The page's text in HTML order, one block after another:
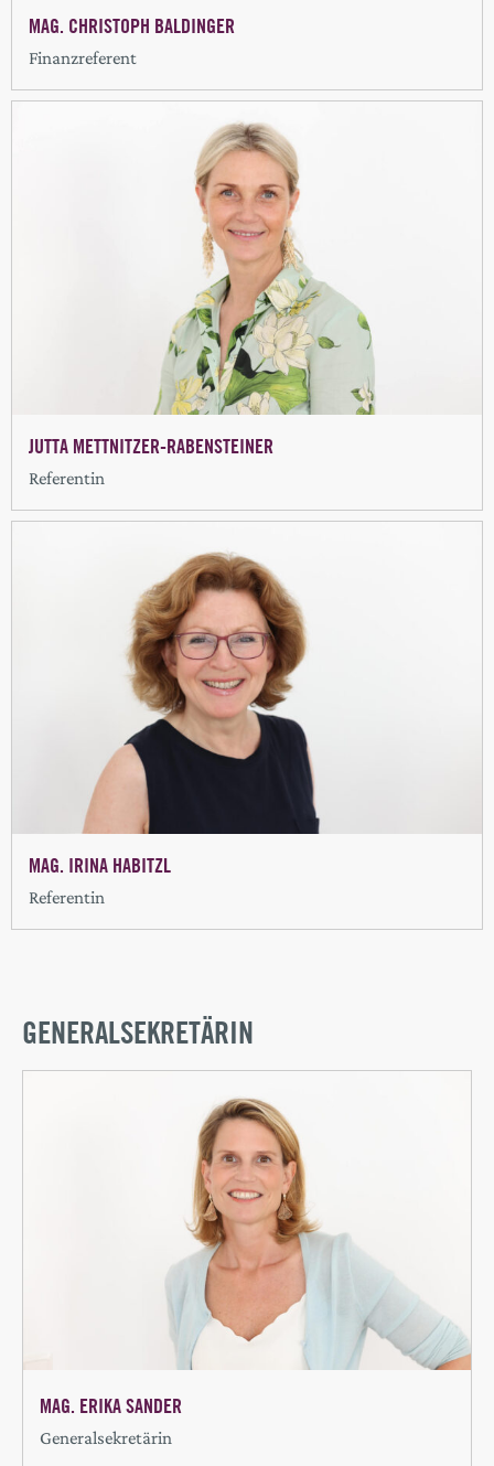
MAG. CHRISTOPH BALDINGER
Finanzreferent
JUTTA METTNITZER-RABENSTEINER
Referentin
MAG. IRINA HABITZL
Referentin
GENERALSEKRETÄRIN
MAG. ERIKA SANDER
Generalsekretärin